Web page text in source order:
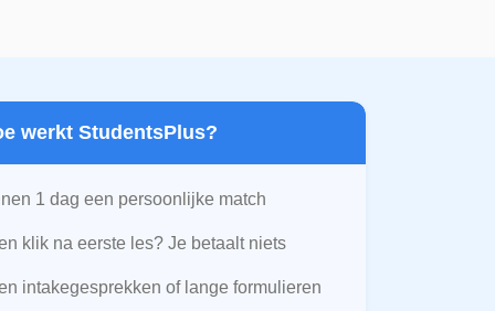
werkt StudentsPlus?
1 dag een persoonlijke match
klik na eerste les? Je betaalt niets
intakegesprekken of lange formulieren